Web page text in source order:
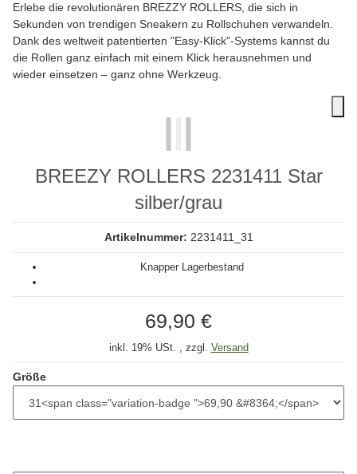
Erlebe die revolutionären BREZZY ROLLERS, die sich in
Sekunden von trendigen Sneakern zu Rollschuhen verwandeln.
Dank des weltweit patentierten "Easy-Klick"-Systems kannst du
die Rollen ganz einfach mit einem Klick herausnehmen und
wieder einsetzen – ganz ohne Werkzeug.
BREEZY ROLLERS 2231411 Star
silber/grau
Artikelnummer: 2231411_31
Knapper Lagerbestand
69,90 €
inkl. 19% USt. , zzgl. Versand
Größe